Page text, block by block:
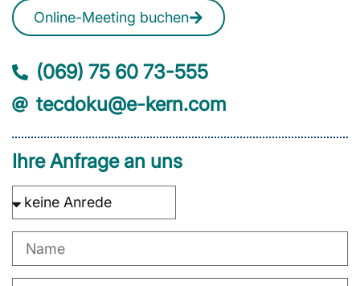
Online-Meeting buchen
(069) 75 60 73-555
tecdoku@e-kern.com
Ihre Anfrage an uns